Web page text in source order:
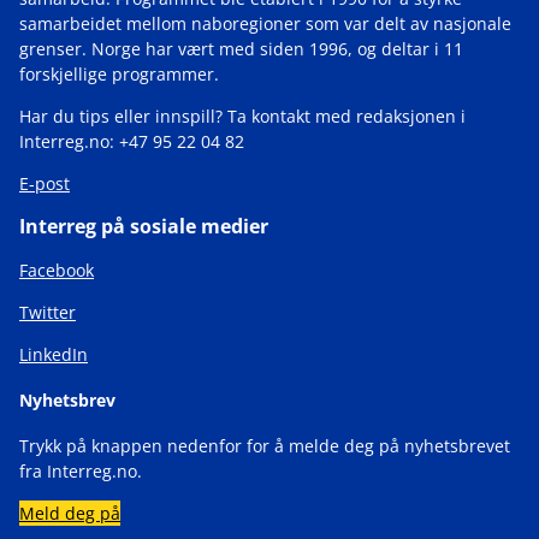
samarbeidet mellom naboregioner som var delt av nasjonale
grenser. Norge har vært med siden 1996, og deltar i 11
forskjellige programmer.
Har du tips eller innspill? Ta kontakt med redaksjonen i
Interreg.no: +47 95 22 04 82
E-post
Interreg på sosiale medier
Facebook
Twitter
LinkedIn
Nyhetsbrev
Trykk på knappen nedenfor for å melde deg på nyhetsbrevet
fra Interreg.no.
Meld deg på